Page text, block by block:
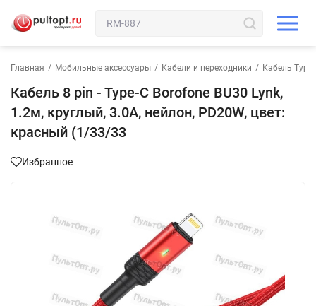
Главная / Мобильные аксессуары / Кабели и переходники / Кабель
Кабель 8 pin - Type-C Borofone BU30 Lynk,
1.2м, круглый, 3.0A, нейлон, PD20W, цвет:
красный (1/33/33
Избранное